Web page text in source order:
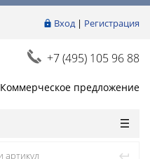
Вход| Регистрация
+7 (495) 105 96 88
Коммерческое предложение